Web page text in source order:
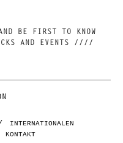
ABOUT NEW RELEASES, RESTOCKS AND EVENTS ////
INTERNATIONALEN
KONTAKT